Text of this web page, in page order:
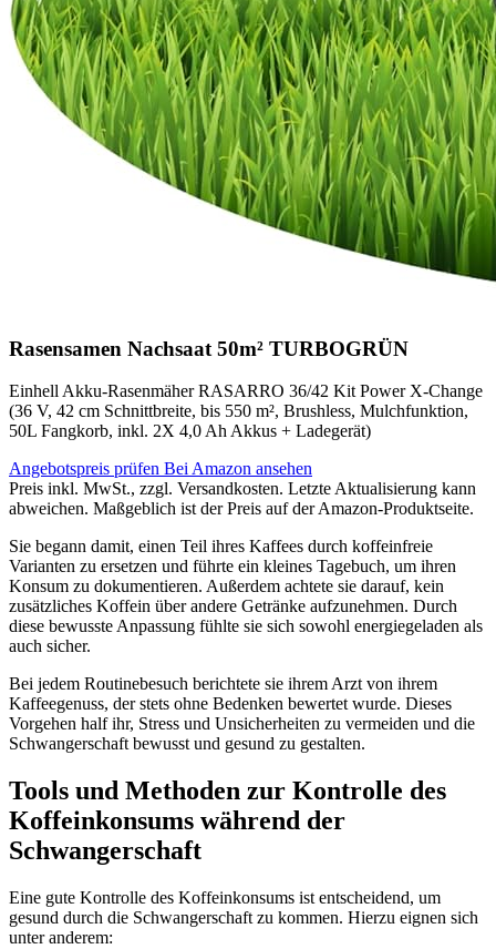
Rasensamen Nachsaat 50m² TURBOGRÜN
Einhell Akku-Rasenmäher RASARRO 36/42 Kit Power X-Change
(36 V, 42 cm Schnittbreite, bis 550 m², Brushless, Mulchfunktion,
50L Fangkorb, inkl. 2X 4,0 Ah Akkus + Ladegerät)
Angebotspreis prüfen Bei Amazon ansehen
Preis inkl. MwSt., zzgl. Versandkosten. Letzte Aktualisierung kann
abweichen. Maßgeblich ist der Preis auf der Amazon-Produktseite.
Sie begann damit, einen Teil ihres Kaffees durch koffeinfreie
Varianten zu ersetzen und führte ein kleines Tagebuch, um ihren
Konsum zu dokumentieren. Außerdem achtete sie darauf, kein
zusätzliches Koffein über andere Getränke aufzunehmen. Durch
diese bewusste Anpassung fühlte sie sich sowohl energiegeladen als
auch sicher.
Bei jedem Routinebesuch berichtete sie ihrem Arzt von ihrem
Kaffeegenuss, der stets ohne Bedenken bewertet wurde. Dieses
Vorgehen half ihr, Stress und Unsicherheiten zu vermeiden und die
Schwangerschaft bewusst und gesund zu gestalten.
Tools und Methoden zur Kontrolle des
Koffeinkonsums während der
Schwangerschaft
Eine gute Kontrolle des Koffeinkonsums ist entscheidend, um
gesund durch die Schwangerschaft zu kommen. Hierzu eignen sich
unter anderem: